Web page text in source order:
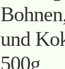
und
500g